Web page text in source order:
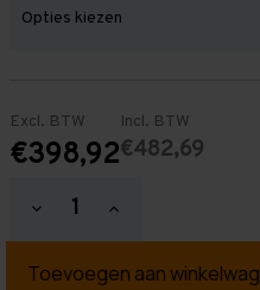
Excl. BTW
€398,92
Incl. BTW
€482,69
Hoeveelheid
verlagen
Grootvakstelling
Hoeveelheid
verhogen
Grootvakstelling